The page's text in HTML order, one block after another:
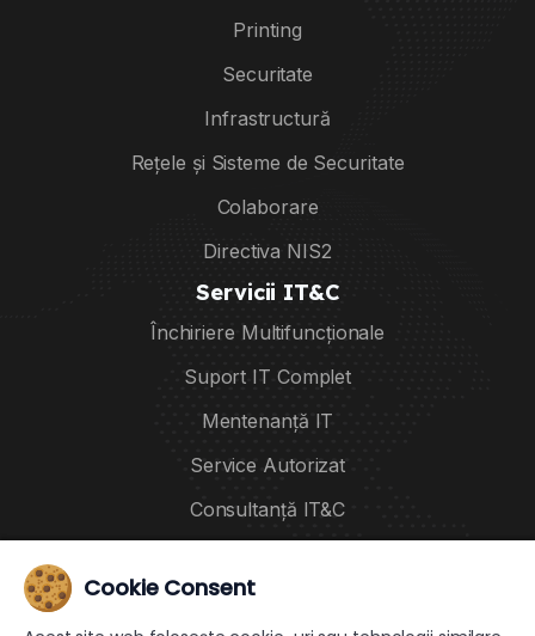
Printing
Securitate
Infrastructură
Rețele și Sisteme de Securitate
Colaborare
Directiva NIS2
Servicii IT&C
Închiriere Multifuncționale
Suport IT Complet
Mentenanță IT
Service Autorizat
Consultanță IT&C
Politici
Cookie Consent